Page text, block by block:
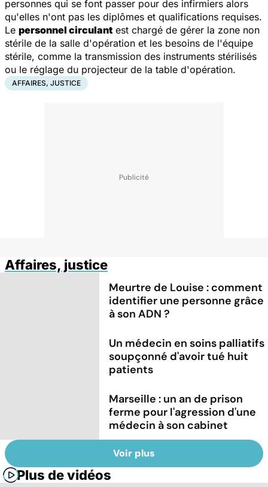
personnes qui se font passer pour des infirmiers alors
qu'elles n'ont pas les diplômes et qualifications requises.
Le personnel circulant est chargé de gérer la zone non
stérile de la salle d'opération et les besoins de l'équipe
stérile, comme la transmission des instruments stérilisés
ou le réglage du projecteur de la table d'opération.
AFFAIRES, JUSTICE
Affaires, justice
Meurtre de Louise : comment
identifier une personne grâce
à son ADN ?
Un médecin en soins palliatifs
soupçonné d'avoir tué huit
patients
Marseille : un an de prison
ferme pour l'agression d'une
médecin à son cabinet
Voir plus
Plus de vidéos